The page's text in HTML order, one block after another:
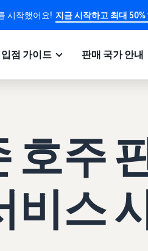
시작했어요! 지금 시작하고 최대
점 가이드 판매 국가 안내
호주
비스